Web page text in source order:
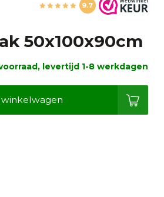
9.7
50x100x90cm
levertijd 1-8 werkdagen
winkelwagen